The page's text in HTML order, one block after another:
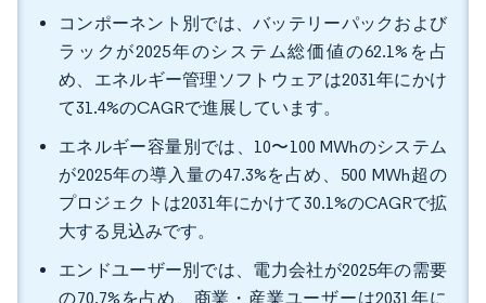
コンポーネント別では、バッテリーパックおよび
ラックが2025年のシステム総価値の62.1%を占
め、エネルギー管理ソフトウェアは2031年にかけ
て31.4%のCAGRで進展しています。
エネルギー容量別では、10〜100 MWhのシステム
が2025年の導入量の47.3%を占め、500 MWh超の
プロジェクトは2031年にかけて30.1%のCAGRで拡
大する見込みです。
エンドユーザー別では、電力会社が2025年の需要
の70.7%を占め、商業・産業ユーザーは2031年に